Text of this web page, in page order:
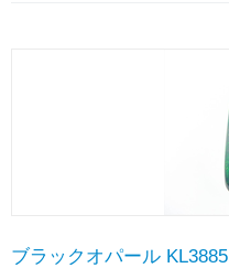
ブラックオパール KL3885